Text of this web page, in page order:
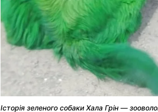
Історія зеленого собаки Хала Грін —